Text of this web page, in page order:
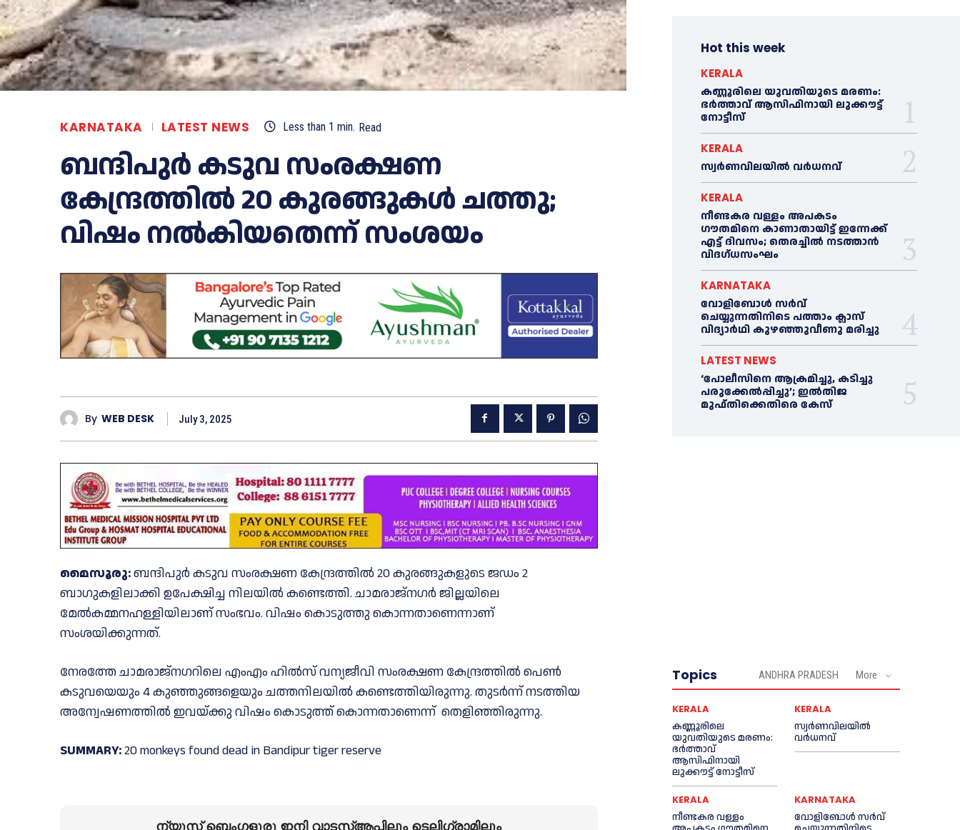
KARNATAKA LATEST NEWS Less than 1 min. Read
ബന്ദിപുർ കടുവ സംരക്ഷണ
കേന്ദ്രത്തിൽ 20 കുരങ്ങുകൾ ചത്തു;
വിഷം നൽകിയതെന്ന് സംശയം
By WEB DESK July 3, 2025
മൈസൂരു:ബന്ദിപുർ കടുവ സംരക്ഷണ കേന്ദ്രത്തിൽ 20 കുരങ്ങുകളുടെ ജഡം 2
ബാഗുകളിലാക്കി ഉപേക്ഷിച്ച നിലയിൽ കണ്ടെത്തി. ചാമരാജ്നഗർ ജില്ലയിലെ
മേൽകമ്മനഹള്ളിയിലാണ് സംഭവം. വിഷം കൊടുത്തു കൊന്നതാണെന്നാണ്
സംശയിക്കുന്നത്.
നേരത്തേ ചാമരാജ്നഗറിലെ എംഎം ഹിൽസ് വന്യജീവി സംരക്ഷണ കേന്ദ്രത്തിൽ പെൺ
കടുവയെയും 4 കുഞ്ഞുങ്ങളെയും ചത്തനിലയിൽ കണ്ടെത്തിയിരുന്നു. തുടർന്ന് നടത്തിയ
അന്വേഷണത്തിൽ ഇവയ്ക്കു വിഷം കൊടുത്ത് കൊന്നതാണെന്ന് തെളിഞ്ഞിരുന്നു.
SUMMARY:20 monkeys found dead in Bandipur tiger reserve
ന്യൂസ് ബെംഗളൂരു ഇനി വാടസ്ആപ്പിലും ടെലിഗ്രാമിലും
Hot this week
KERALA
കണ്ണൂരിലെ യുവതിയുടെ മരണം:
ഭര്‍ത്താവ് ആസിഫിനായി ലുക്കൗട്ട്
നോട്ടീസ്
KERALA
സ്വർണവിലയിൽ വർധനവ്
KERALA
നീണ്ടകര വള്ളം അപകടം
ഗൗതമിനെ കാണാതായിട്ട് ഇന്നേക്ക്
എട്ട് ദിവസം; തെരച്ചില്‍ നടത്താൻ
വിദഗ്ധസംഘം
KARNATAKA
വോളിബോൾ സർവ്
ചെയ്യുന്നതിനിടെ പത്താം ക്ലാസ്
വിദ്യാർഥി കുഴഞ്ഞുവീണു മരിച്ചു
LATEST NEWS
‘പോലീസിനെ ആക്രമിച്ചു, കടിച്ചു
പരുക്കേല്‍പ്പിച്ചു’; ഇല്‍തിജ
മുഫ്തിക്കെതിരെ കേസ്
Topics ANDHRA PRADESH More
KERALA
കണ്ണൂരിലെ
യുവതിയുടെ മരണം:
ഭര്‍ത്താവ്
ആസിഫിനായി
ലുക്കൗട്ട് നോട്ടീസ്
KERALA
സ്വർണവിലയിൽ
വർധനവ്
KERALA
നീണ്ടകര വള്ളം
KARNATAKA
വോളിബോൾ സർവ്